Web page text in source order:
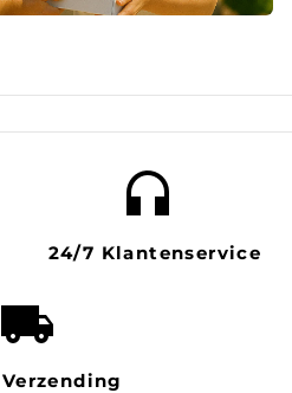
headset mic
24/7 Klantenservice
local_shipping